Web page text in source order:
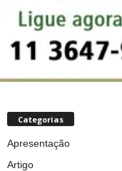
Categorias
Apresentação
Artigo